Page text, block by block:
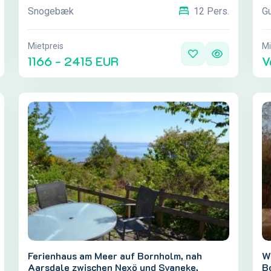
Snogebæk 12 Pers.
Mietpreis
1166 - 2415 EUR
Ferienhaus am Meer auf Bornholm, nah
Aarsdale zwischen Nexö und Svaneke,